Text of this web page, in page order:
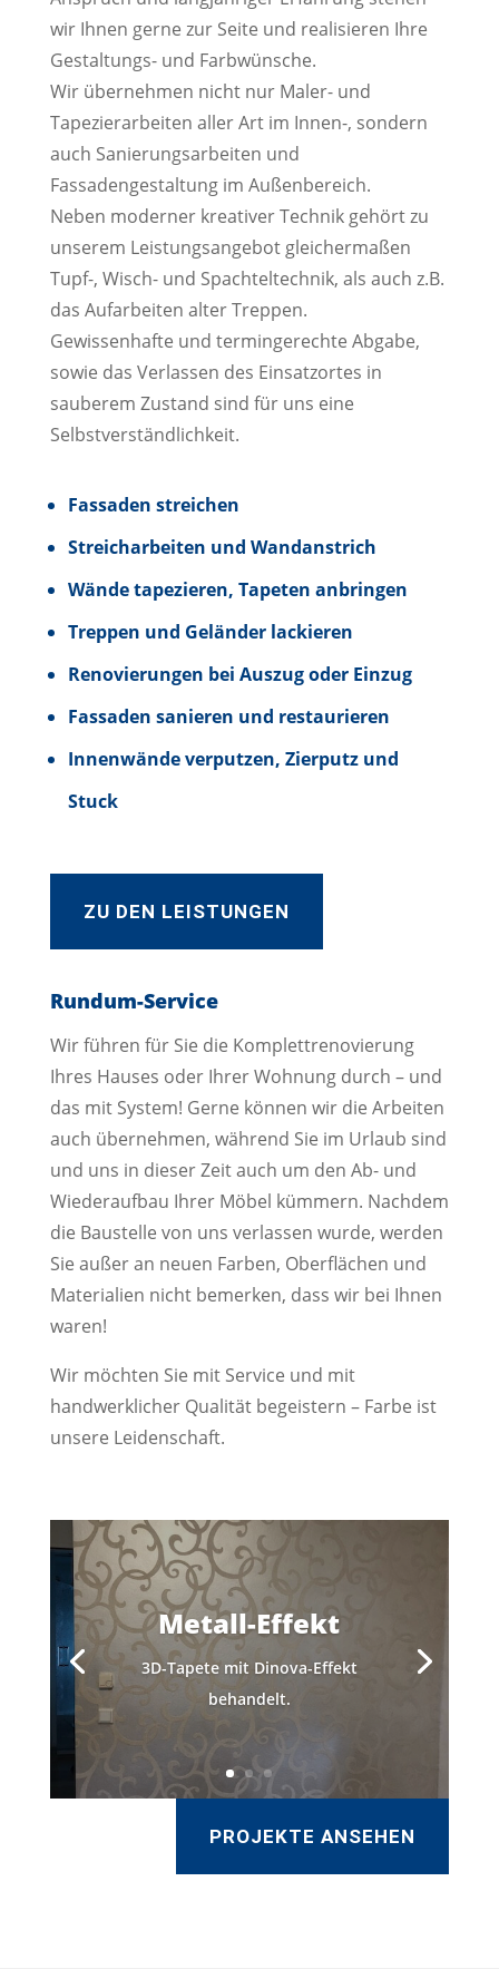
wir Ihnen gerne zur Seite und realisieren Ihre
Gestaltungs- und Farbwünsche.
Wir übernehmen nicht nur Maler- und
Tapezierarbeiten aller Art im Innen-, sondern
auch Sanierungsarbeiten und
Fassadengestaltung im Außenbereich.
Neben moderner kreativer Technik gehört zu
unserem Leistungsangebot gleichermaßen
Tupf-, Wisch- und Spachteltechnik, als auch z.B.
das Aufarbeiten alter Treppen.
Gewissenhafte und termingerechte Abgabe,
sowie das Verlassen des Einsatzortes in
sauberem Zustand sind für uns eine
Selbstverständlichkeit.
Fassaden streichen
Streicharbeiten und Wandanstrich
Wände tapezieren, Tapeten anbringen
Treppen und Geländer lackieren
Renovierungen bei Auszug oder Einzug
Fassaden sanieren und restaurieren
Innenwände verputzen, Zierputz und
Stuck
ZU DEN LEISTUNGEN
Rundum-Service
Wir führen für Sie die Komplettrenovierung
Ihres Hauses oder Ihrer Wohnung durch – und
das mit System! Gerne können wir die Arbeiten
auch übernehmen, während Sie im Urlaub sind
und uns in dieser Zeit auch um den Ab- und
Wiederaufbau Ihrer Möbel kümmern. Nachdem
die Baustelle von uns verlassen wurde, werden
Sie außer an neuen Farben, Oberflächen und
Materialien nicht bemerken, dass wir bei Ihnen
waren!
Wir möchten Sie mit Service und mit
handwerklicher Qualität begeistern – Farbe ist
unsere Leidenschaft.
Metall-Effekt
3D-Tapete mit Dinova-Effekt
behandelt.
PROJEKTE ANSEHEN